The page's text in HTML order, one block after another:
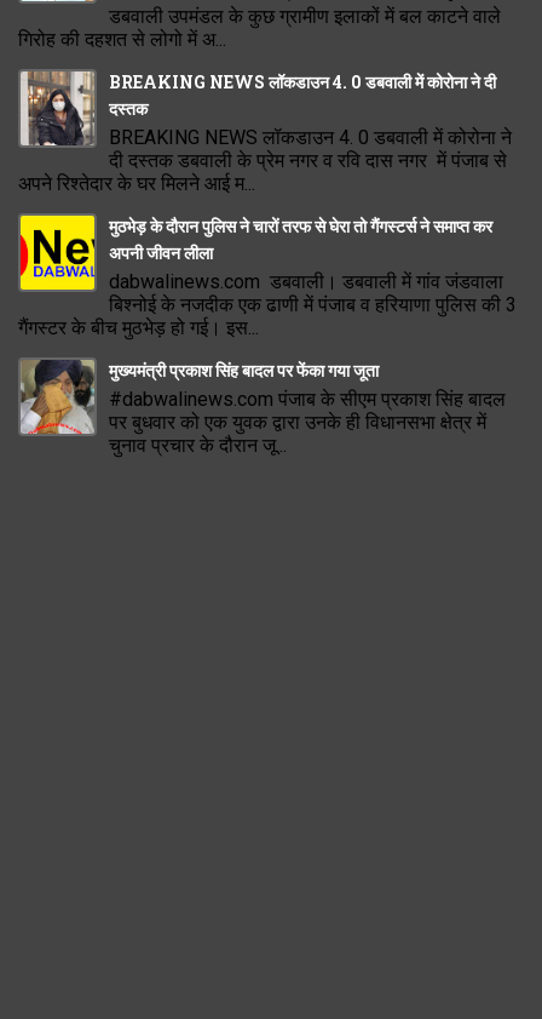
डबवाली उपमंडल के कुछ ग्रामीण इलाकों में बल काटने वाले
गिरोह की दहशत से लोगो में अ...
BREAKING NEWS लॉकडाउन 4. 0 डबवाली में कोरोना ने दी
दस्तक
BREAKING NEWS लॉकडाउन 4. 0 डबवाली में कोरोना ने
दी दस्तक डबवाली के प्रेम नगर व रवि दास नगर में पंजाब से
अपने रिश्तेदार के घर मिलने आई म...
मुठभेड़ के दौरान पुलिस ने चारों तरफ से घेरा तो गैंगस्टर्स ने समाप्त कर
अपनी जीवन लीला
dabwalinews.com डबवाली। डबवाली में गांव जंडवाला
बिश्नोई के नजदीक एक ढाणी में पंजाब व हरियाणा पुलिस की 3
गैंगस्टर के बीच मुठभेड़ हो गई। इस...
मुख्यमंत्री प्रकाश सिंह बादल पर फेंका गया जूता
#dabwalinews.com पंजाब के सीएम प्रकाश सिंह बादल
पर बुधवार को एक युवक द्वारा उनके ही विधानसभा क्षेत्र में
चुनाव प्रचार के दौरान जू...